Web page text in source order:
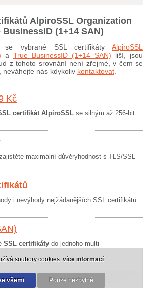
AlpiroSSL Organization
BusinessID (1+14 SAN)
se vybrané SSL certifikáty AlpiroSSL
a True BusinessID (1+14 SAN) liší, jsou
z tohoto srovnání není zřejmé, v čem se
neváhejte nás kdykoliv kontaktovat
Kč
certifikát AlpiroSSL se silným až 256-bit
maximální důvěryhodnost s TLS/SSL
i nevýhody nejžádanějších SSL certifikátů
SSL certifikáty do jednoho multi-
|30 dní záruka
soubory cookies. více informací
všemi Pouze nezbytné